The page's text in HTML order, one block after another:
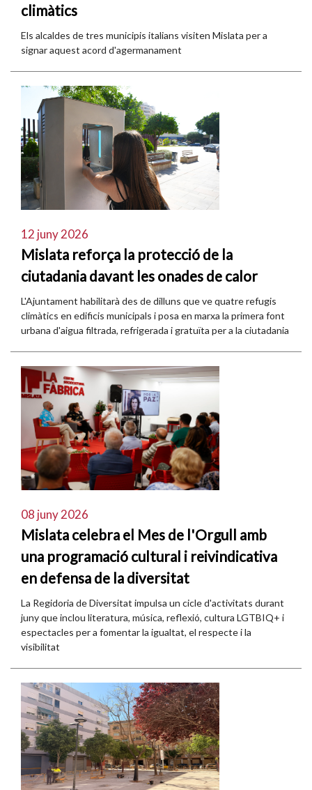
climàtics
Els alcaldes de tres municipis italians visiten Mislata per a
signar aquest acord d'agermanament
12 juny 2026
Mislata reforça la protecció de la
ciutadania davant les onades de calor
L'Ajuntament habilitarà des de dilluns que ve quatre refugis
climàtics en edificis municipals i posa en marxa la primera font
urbana d'aigua filtrada, refrigerada i gratuïta per a la ciutadania
08 juny 2026
Mislata celebra el Mes de l'Orgull amb
una programació cultural i reivindicativa
en defensa de la diversitat
La Regidoria de Diversitat impulsa un cicle d'activitats durant
juny que inclou literatura, música, reflexió, cultura LGTBIQ+ i
espectacles per a fomentar la igualtat, el respecte i la
visibilitat